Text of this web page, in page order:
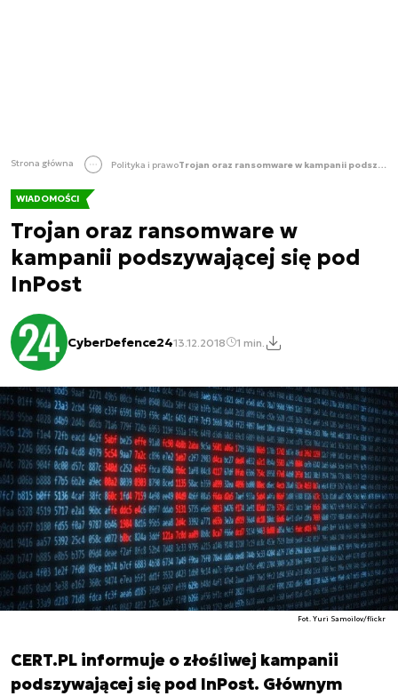
Strona główna Polityka i prawo Trojan oraz ransomware w kampanii podszywającej się pod InPost
WIADOMOŚCI
Trojan oraz ransomware w
kampanii podszywającej się pod
InPost
CyberDefence2413.12.2018 1 min.
Fot. Yuri Samoilov/flickr
CERT.PL informuje o złośliwej kampanii
podszywającej się pod InPost. Głównym